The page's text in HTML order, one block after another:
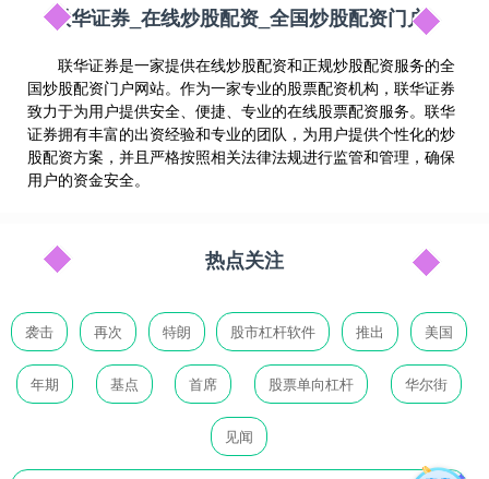
联华证券_在线炒股配资_全国炒股配资门户
联华证券是一家提供在线炒股配资和正规炒股配资服务的全
国炒股配资门户网站。作为一家专业的股票配资机构，联华证券
致力于为用户提供安全、便捷、专业的在线股票配资服务。联华
证券拥有丰富的出资经验和专业的团队，为用户提供个性化的炒
股配资方案，并且严格按照相关法律法规进行监管和管理，确保
用户的资金安全。
热点关注
袭击 再次 特朗 股市杠杆软件 推出 美国
年期 基点 首席 股票单向杠杆 华尔街
见闻